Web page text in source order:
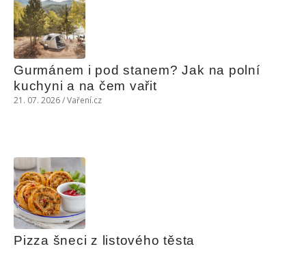
Gurmánem i pod stanem? Jak na polní
kuchyni a na čem vařit
21. 07. 2026 / Vaření.cz
Pizza šneci z listového těsta